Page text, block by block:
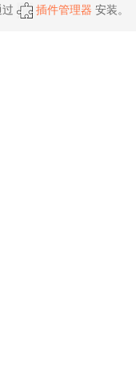
插件管理器 安装。